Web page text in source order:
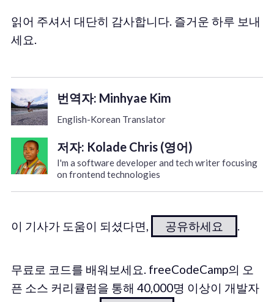
읽어 주셔서 대단히 감사합니다. 즐거운 하루 보내
세요.
번역자: Minhyae Kim
English-Korean Translator
저자: Kolade Chris (영어)
I'm a software developer and tech writer focusing
on frontend technologies
이 기사가 도움이 되셨다면, 공유하세요 .
무료로 코드를 배워보세요. freeCodeCamp의 오
픈 소스 커리큘럼을 통해 40,000명 이상이 개발자